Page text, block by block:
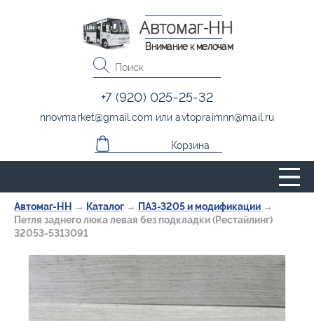
Автомаг-НН → Каталог → ПАЗ-3205 и модификации →
Петля заднего люка левая без подкладки (Рестайлинг)
32053-5313091
Автомаг-НН
Внимание к мелочам
+7 (920) 025-25-32
nnovmarket@gmail.com илиavtopraimnn@mail.ru
Корзина